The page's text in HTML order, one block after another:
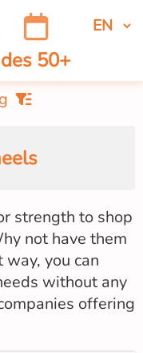
50+
strength to shop
not have them
you can
without any
offering